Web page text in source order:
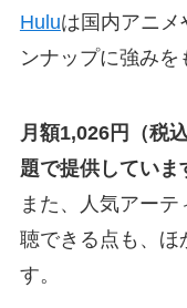
Huluは国内アニメ
ンナップに強みを
月額1,026円（税
題で提供していま
また、人気アー
聴できる点も、ほ
す。